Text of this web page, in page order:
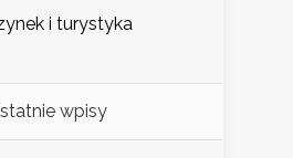
i turystyka
wpisy